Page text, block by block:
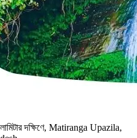
দক্ষিণে, Matiranga Upazila,